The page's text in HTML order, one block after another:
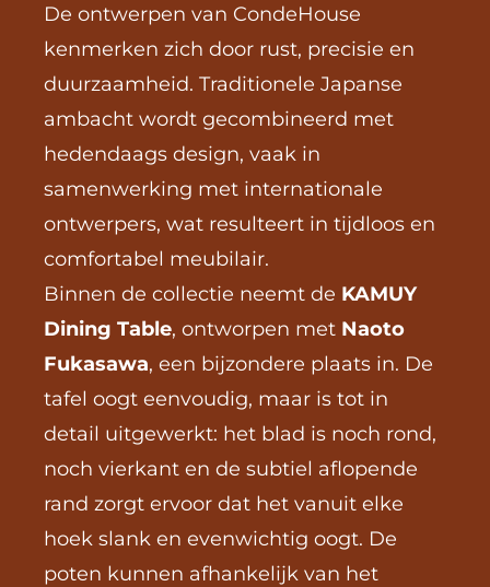
De ontwerpen van CondeHouse
kenmerken zich door rust, precisie en
duurzaamheid. Traditionele Japanse
ambacht wordt gecombineerd met
hedendaags design, vaak in
samenwerking met internationale
ontwerpers, wat resulteert in tijdloos en
comfortabel meubilair.
Binnen de collectie neemt de KAMUY
Dining Table, ontworpen met Naoto
Fukasawa, een bijzondere plaats in. De
tafel oogt eenvoudig, maar is tot in
detail uitgewerkt: het blad is noch rond,
noch vierkant en de subtiel aflopende
rand zorgt ervoor dat het vanuit elke
hoek slank en evenwichtig oogt. De
poten kunnen afhankelijk van het